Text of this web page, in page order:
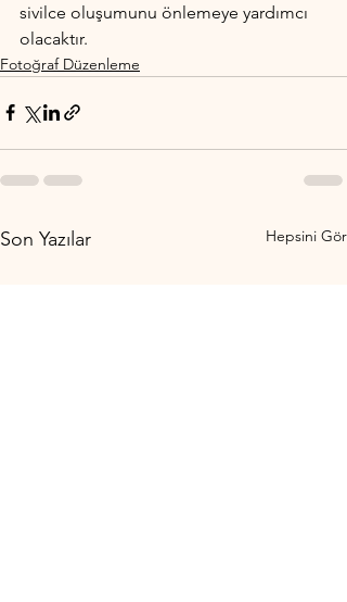
sivilce oluşumunu önlemeye yardımcı
olacaktır.
Fotoğraf Düzenleme
Son Yazılar Hepsini Gör